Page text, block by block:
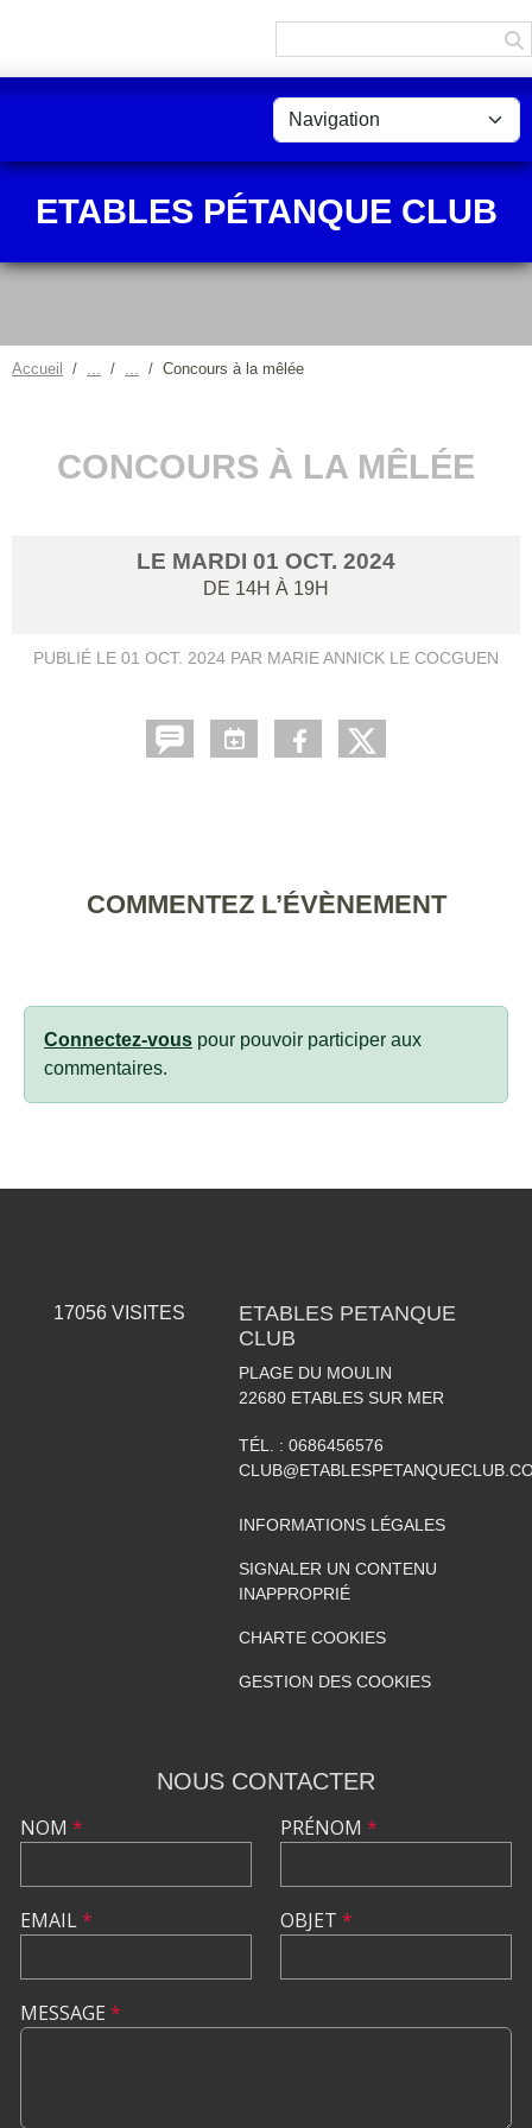
ETABLES PÉTANQUE CLUB
Accueil Concours à la mêlée
CONCOURS À LA MÊLÉE
LE MARDI 01 OCT. 2024
DE 14H À 19H
PUBLIÉ LE 01 OCT. 2024 PAR MARIE ANNICK LE COCGUEN
COMMENTEZ L’ÉVÈNEMENT
Connectez-vous pour pouvoir participer aux
commentaires.
17056VISITES
ETABLES PETANQUE
CLUB
PLAGE DU MOULIN
22680 ETABLES SUR MER
TÉL. : 0686456576
INFORMATIONS LÉGALES
SIGNALER UN CONTENU
INAPPROPRIÉ
CHARTE COOKIES
GESTION DES COOKIES
NOUS CONTACTER
NOM *
EMAIL*
PRÉNOM *
OBJET *
MESSAGE *